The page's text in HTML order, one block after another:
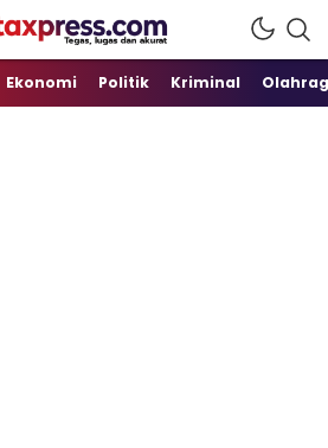
WartaXpress
Lugas dan Akurat
Ekonomi Politik Kriminal